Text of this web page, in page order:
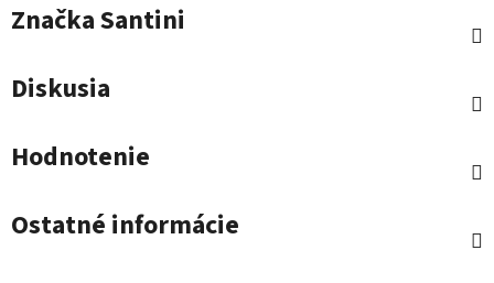
ZnačkaSantini
Diskusia
Hodnotenie
Ostatné informácie